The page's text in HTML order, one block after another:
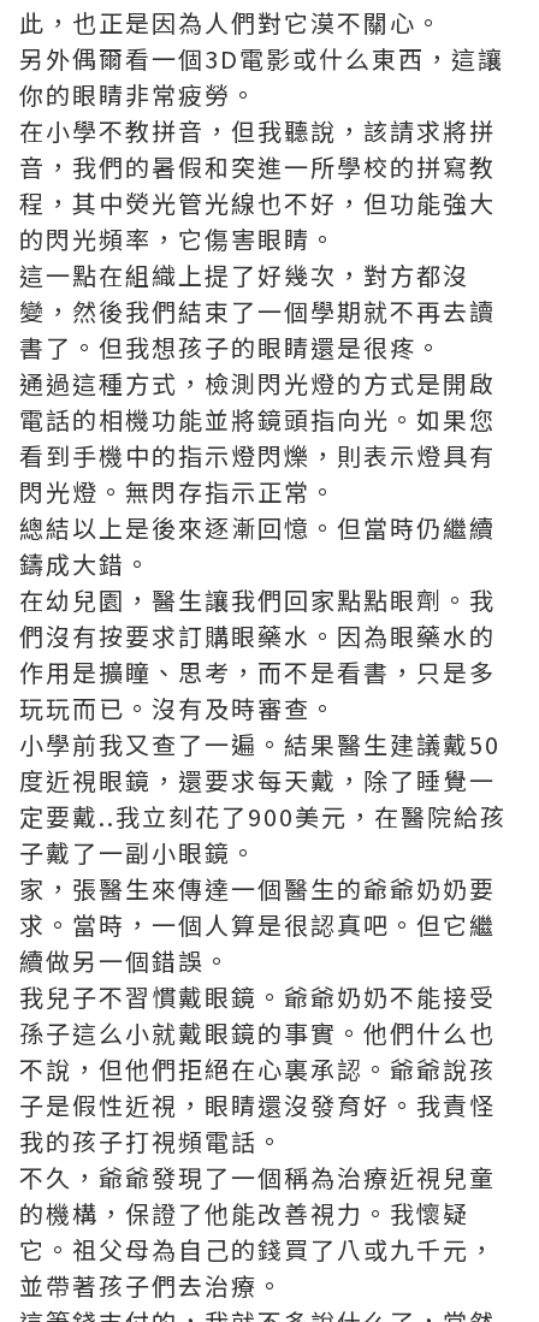
此，也正是因為人們對它漠不關心。
另外偶爾看一個3D電影或什么東西，這讓
你的眼睛非常疲勞。
在小學不教拼音，但我聽說，該請求將拼
音，我們的暑假和突進一所學校的拼寫教
程，其中熒光管光線也不好，但功能強大
的閃光頻率，它傷害眼睛。
這一點在組織上提了好幾次，對方都沒
變，然後我們結束了一個學期就不再去讀
書了。但我想孩子的眼睛還是很疼。
通過這種方式，檢測閃光燈的方式是開啟
電話的相機功能並將鏡頭指向光。如果您
看到手機中的指示燈閃爍，則表示燈具有
閃光燈。無閃存指示正常。
總結以上是後來逐漸回憶。但當時仍繼續
鑄成大錯。
在幼兒園，醫生讓我們回家點點眼劑。我
們沒有按要求訂購眼藥水。因為眼藥水的
作用是擴瞳、思考，而不是看書，只是多
玩玩而已。沒有及時審查。
小學前我又查了一遍。結果醫生建議戴50
度近視眼鏡，還要求每天戴，除了睡覺一
定要戴..我立刻花了900美元，在醫院給孩
子戴了一副小眼鏡。
家，張醫生來傳達一個醫生的爺爺奶奶要
求。當時，一個人算是很認真吧。但它繼
續做另一個錯誤。
我兒子不習慣戴眼鏡。爺爺奶奶不能接受
孫子這么小就戴眼鏡的事實。他們什么也
不說，但他們拒絕在心裏承認。爺爺說孩
子是假性近視，眼睛還沒發育好。我責怪
我的孩子打視頻電話。
不久，爺爺發現了一個稱為治療近視兒童
的機構，保證了他能改善視力。我懷疑
它。祖父母為自己的錢買了八或九千元，
並帶著孩子們去治療。